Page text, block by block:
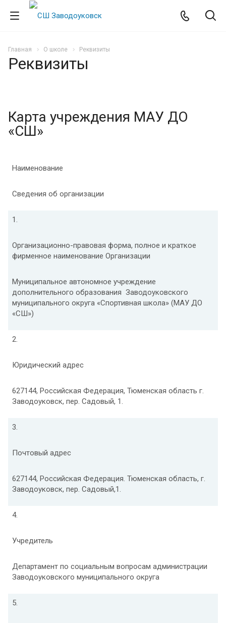
Главная О школе Реквизиты
Реквизиты
Карта учреждения МАУ ДО
«СШ»
Наименование
Сведения об организации
1.
Организационно-правовая форма, полное и краткое
фирменное наименование Организации
Муниципальное автономное учреждение
дополнительного образования Заводоуковского
муниципального округа «Спортивная школа» (МАУ ДО
«СШ»)
2.
Юридический адрес
627144, Российская Федерация, Тюменская область г.
Заводоуковск, пер. Садовый, 1.
3.
Почтовый адрес
627144, Российская Федерация. Тюменская область, г.
Заводоуковск, пер. Садовый,1.
4.
Учредитель
Департамент по социальным вопросам администрации
Заводоуковского муниципального округа
5.